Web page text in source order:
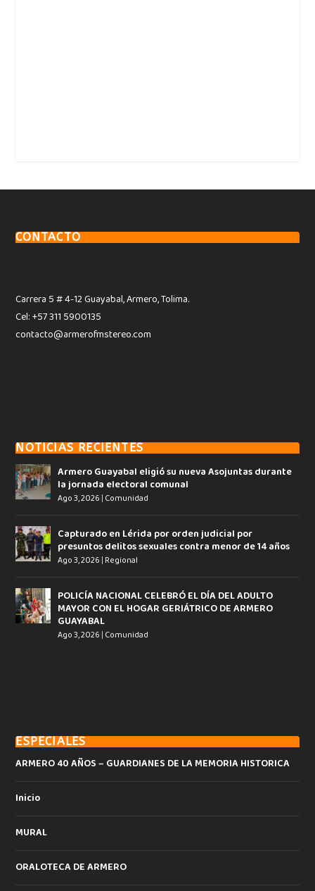
CONTACTO
Carrera 5 # 4-12 Guayabal, Armero, Tolima.
Cel: +57 311 5900135
contacto@armerofmstereo.com
NOTICIAS RECIENTES
Armero Guayabal eligió su nueva Asojuntas durante
la jornada electoral comunal
Ago 3, 2026 | Comunidad
Capturado en Lérida por orden judicial por
presuntos delitos sexuales contra menor de 14 años
Ago 3, 2026 | Regional
POLICÍA NACIONAL CELEBRÓ EL DÍA DEL ADULTO
MAYOR CON EL HOGAR GERIÁTRICO DE ARMERO
GUAYABAL
Ago 3, 2026 | Comunidad
ESPECIALES
ARMERO 40 AÑOS – GUARDIANES DE LA MEMORIA HISTORICA
Inicio
MURAL
ORALOTECA DE ARMERO